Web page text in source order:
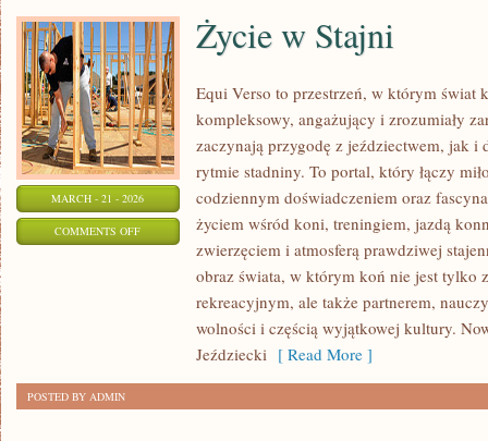
MARCH - 21 - 2026
COMMENTS OFFON
Życie w Stajni
Equi Verso to przestrzeń, w którym świat
kompleksowy, angażujący i zrozumiały
zaczynają przygodę z jeździectwem, jak
rytmie stadniny. To portal, który łączy
codziennym doświadczeniem oraz
życiem wśród koni, treningiem, jazdą
zwierzęciem i atmosferą prawdziwej
obraz świata, w którym koń nie jest tylko
rekreacyjnym, ale także partnerem,
wolności i częścią wyjątkowej kultury.
Jeździecki [ Read More ]
POSTED BY ADMIN